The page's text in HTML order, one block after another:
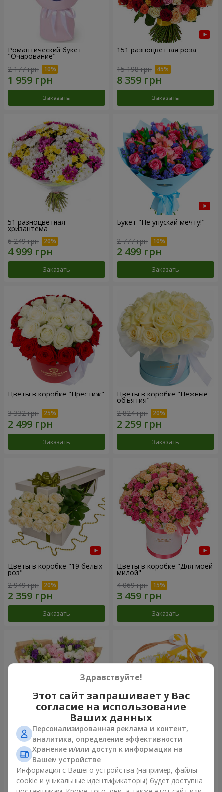
Романтический букет
"Очарование"
2 177 грн
Заказать
151 разноцветная роза
15 198 грн
Заказать
51 разноцветная
хризантема
6 249 грн
Заказать
Букет "Не упускай мечту!"
2 777 грн
Заказать
Цветы в коробке "Престиж"
3 332 грн
Заказать
Цветы в коробке "Нежные
объятия"
2 824 грн
Заказать
Цветы в коробке "19 белых
роз"
2 949 грн
Заказать
Цветы в коробке "Для моей
милой"
4 069 грн
Заказать
15 разноцветных эустом
3 145 грн
Заказать
Корзина "Солнышко"
Заказать
Здравствуйте!
Этот сайт запрашивает у Вас
согласие на использование
Ваших данных
Персонализированная реклама и контент,
аналитика, определение эффективности
Хранение и/или доступ к информации на
Вашем устройстве
Информация с Вашего устройства (например, файлы
cookie и уникальные идентификаторы) будет доступна